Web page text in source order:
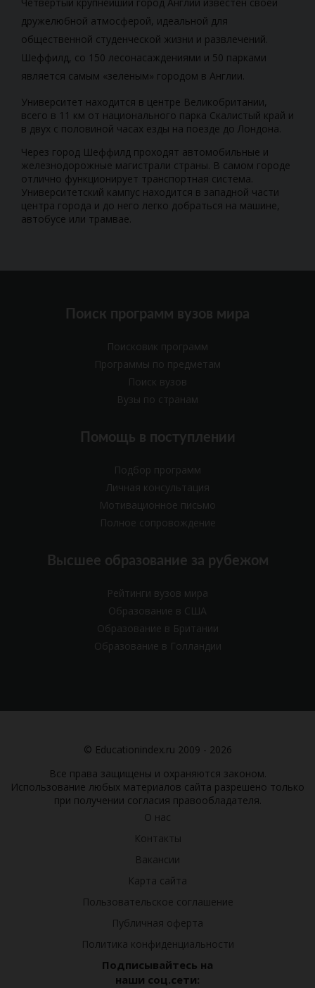
Четвертый крупнейший город Англии известен своей
дружелюбной атмосферой, идеальной для
общественной студенческой жизни и развлечений.
Шеффилд, со 150 лесонасаждениями и 50 парками
является самым «зеленым» городом в Англии.
Университет находится в центре Великобритании,
всего в 11 км от национального парка Скалистый край и
в двух с половиной часах езды на поезде до Лондона.
Через город Шеффилд проходят автомобильные и
железнодорожные магистрали страны. В самом городе
отлично функционирует транспортная система.
Университетский кампус находится в западной части
центра города и до него легко добраться на машине,
автобусе или трамвае.
Поиск программ вузов мира
Поисковик программ
Программы по предметам
Поиск вузов
Вузы по странам
Помощь в поступлении
Подбор программ
Личная консультация
Мотивационное письмо
Полное сопровождение
Высшее образование за рубежом
Рейтинги вузов мира
Образование в США
Образование в Британии
Образование в Голландии
© Educationindex.ru 2009 - 2026
Все права защищены и охраняются законом.
Использование любых материалов сайта разрешено только
при получении согласия правообладателя.
О нас
Контакты
Вакансии
Карта сайта
Пользовательское соглашение
Публичная оферта
Политика конфиденциальности
Подписывайтесь на
наши соц.сети: